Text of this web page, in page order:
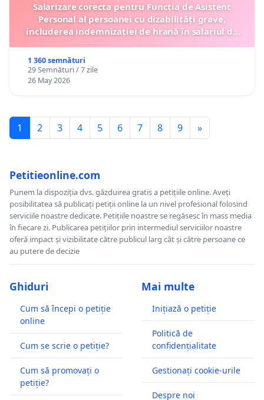
Salarizare corecta pentru Funcția de Asistent
Personal al persoanei cu dizabilități grave,
includerea indemnizației de hrană în salariul de
1 360 semnături
29 Semnături / 7 zile
26 May 2026
1 2 3 4 5 6 7 8 9 »
Petitieonline.com
Punem la dispoziția dvs. găzduirea gratis a petițiile online. Aveți
posibilitatea să publicați petiții online la un nivel profesional folosind
serviciile noastre dedicate. Petițiile noastre se regăsesc în mass media
în fiecare zi. Publicarea petițiilor prin intermediul serviciilor noastre
oferă impact și vizibilitate către publicul larg cât și către persoane ce
au putere de decizie
Ghiduri
Cum să începi o petiție
online
Cum se scrie o petiție?
Cum să promovați o
petiție?
Mai multe
Inițiază o petiție
Politică de
confidențialitate
Gestionați cookie-urile
Despre noi